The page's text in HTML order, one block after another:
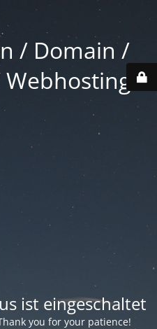
/ Domain /
ist eingeschaltet
you for your patience!